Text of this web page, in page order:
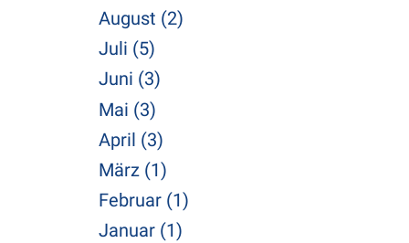
August (2)
Juli (5)
Juni (3)
Mai (3)
April (3)
März (1)
Februar (1)
Januar (1)